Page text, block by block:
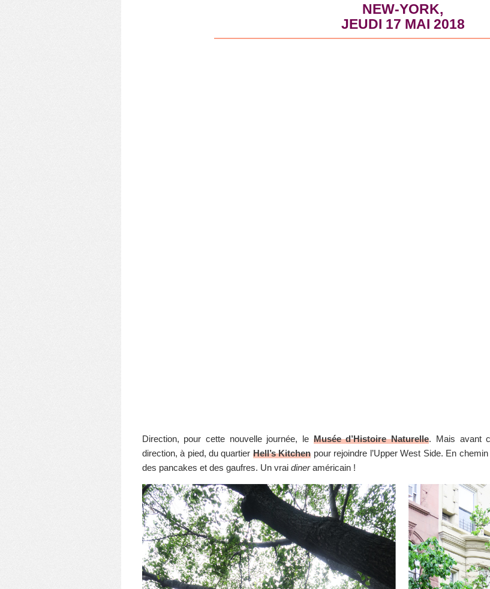
NEW-YORK,
JEUDI 17 MAI 2018
Direction, pour cette nouvelle journée, le Musée d’Histoire Naturelle. Mais avant
direction, à pied, du quartier Hell’s Kitchen pour rejoindre l’Upper West Side. En
des pancakes et des gaufres. Un vrai dineraméricain !